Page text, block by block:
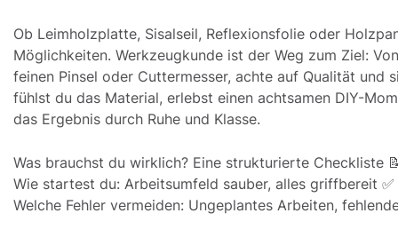
Ob Leimholzplatte, Sisalseil, Reflexionsfolie oder
Möglichkeiten. Werkzeugkunde ist der Weg zum Ziel:
feinen Pinsel oder Cuttermesser, achte auf Qualität und
fühlst du das Material, erlebst einen achtsamen DIY-
das Ergebnis durch Ruhe und Klasse.
Was brauchst du wirklich? Eine strukturierte Checkliste
Wie startest du: Arbeitsumfeld sauber, alles griffbereit ✅
Welche Fehler vermeiden: Ungeplantes Arbeiten,